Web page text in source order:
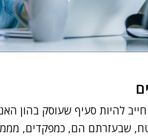
להיות סעיף שעוסק בהון
שבעזרתם הם, כמפקדים,